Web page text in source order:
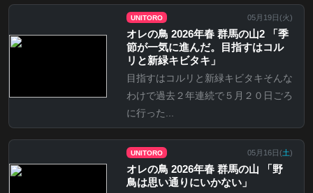
UNITORO 05月19日(火)
オレの鳥 2026年春 群馬の山2 「季
節が一気に進んだ。目指すはコル
リと新緑キビタキ」
目指すはコルリと新緑キビタキそんな
わけで過去２年連続で５月２０日ごろ
に行った...
UNITORO 05月16日(土)
オレの鳥 2026年春 群馬の山 「野
鳥は思い通りにいかない」